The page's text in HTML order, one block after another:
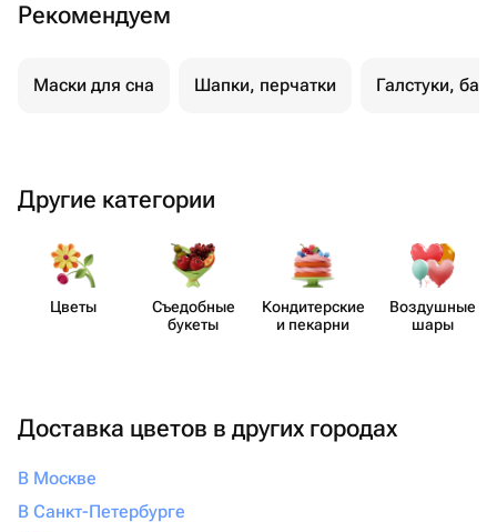
Рекомендуем
Маски для сна Шапки, перчатки Галстуки,
Другие категории
Цветы
Съедобные
букеты
Кондит​ерские
и пекарни
Воздушные
шары
Доставка цветов в других городах
В Москве
В Санкт-Петербурге